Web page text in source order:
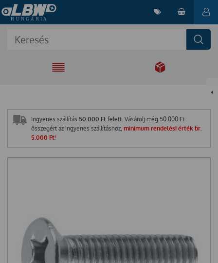
EGYÜTT A
Ingyenes szállítás 50.000 Ft felett. Vásárolj még 50 000 Ft
összegért az ingyenes szállításhoz, minimum rendelési érték br.
5.000 Ft!